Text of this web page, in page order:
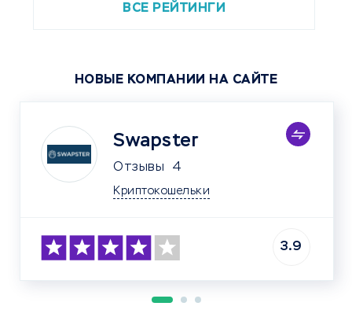
ВСЕ РЕЙТИНГИ
НОВЫЕ КОМПАНИИ НА САЙТЕ
Swapster
Отзывы 4
Криптокошельки
3.9